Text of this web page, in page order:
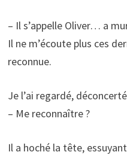
– Il s’appelle Oliver… a
Il ne m’écoute plus ces
reconnue.
Je l’ai regardé,
– Me reconnaître ?
Il a hoché la tête,